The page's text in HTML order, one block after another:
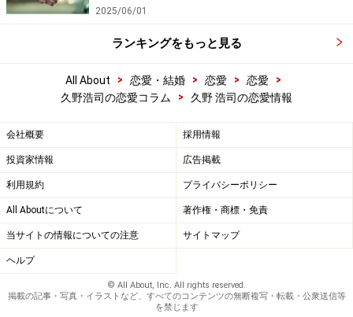
2025/06/01
ランキングをもっと見る
All About > 恋愛・結婚 > 恋愛 > 恋愛
>
久野浩司の恋愛コラム
> 久野 浩司の恋愛情報
会社概要 採用情報
投資家情報 広告掲載
利用規約 プライバシーポリシー
All Aboutについて 著作権・商標・免責
当サイトの情報についての注意 サイトマップ
ヘルプ
© All About, Inc. All rights reserved.
掲載の記事・写真・イラストなど、すべてのコンテンツの無断複写・転載・公衆送信等
を禁じます